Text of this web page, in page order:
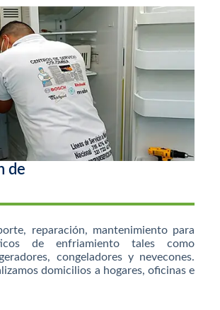
de
reparación, mantenimiento para
de enfriamiento tales como
congeladores y nevecones.
domicilios a hogares, oficinas e